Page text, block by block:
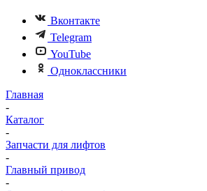
Вконтакте
Telegram
YouTube
Одноклассники
Главная
-
Каталог
-
Запчасти для лифтов
-
Главный привод
-